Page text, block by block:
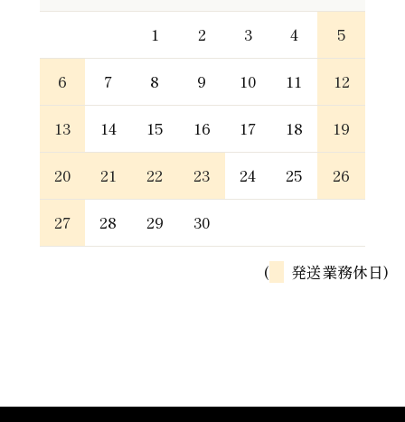
1 2 3 4 5
6 7 8 9 10 11 12
13 14 15 16 17 18 19
20 21 22 23 24 25 26
27 28 29 30
( 発送業務休日)